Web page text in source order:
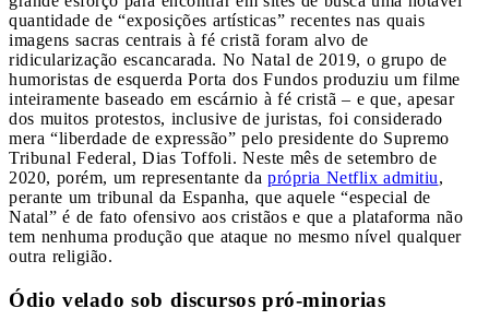
quantidade de “exposições artísticas” recentes nas quais
imagens sacras centrais à fé cristã foram alvo de
ridicularização escancarada. No Natal de 2019, o grupo de
humoristas de esquerda Porta dos Fundos produziu um filme
inteiramente baseado em escárnio à fé cristã – e que, apesar
dos muitos protestos, inclusive de juristas, foi considerado
mera “liberdade de expressão” pelo presidente do Supremo
Tribunal Federal, Dias Toffoli. Neste mês de setembro de
2020, porém, um representante da própria Netflix admitiu,
perante um tribunal da Espanha, que aquele “especial de
Natal” é de fato ofensivo aos cristãos e que a plataforma não
tem nenhuma produção que ataque no mesmo nível qualquer
outra religião.
Ódio velado sob discursos pró-minorias